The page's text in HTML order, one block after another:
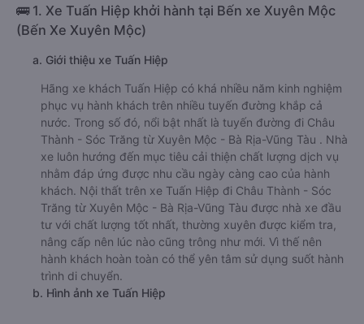
🚌 1. Xe Tuấn Hiệp khởi hành tại Bến xe Xuyên Mộc
(Bến Xe Xuyên Mộc)
a. Giới thiệu xe Tuấn Hiệp
Hãng xe khách Tuấn Hiệp có khá nhiều năm kinh nghiệm
phục vụ hành khách trên nhiều tuyến đường khắp cả
nước. Trong số đó, nổi bật nhất là tuyến đường đi Châu
Thành - Sóc Trăng từ Xuyên Mộc - Bà Rịa-Vũng Tàu . Nhà
xe luôn hướng đến mục tiêu cải thiện chất lượng dịch vụ
nhằm đáp ứng được nhu cầu ngày càng cao của hành
khách. Nội thất trên xe Tuấn Hiệp đi Châu Thành - Sóc
Trăng từ Xuyên Mộc - Bà Rịa-Vũng Tàu được nhà xe đầu
tư với chất lượng tốt nhất, thường xuyên được kiểm tra,
nâng cấp nên lúc nào cũng trông như mới. Vì thế nên
hành khách hoàn toàn có thể yên tâm sử dụng suốt hành
trình di chuyển.
b. Hình ảnh xe Tuấn Hiệp